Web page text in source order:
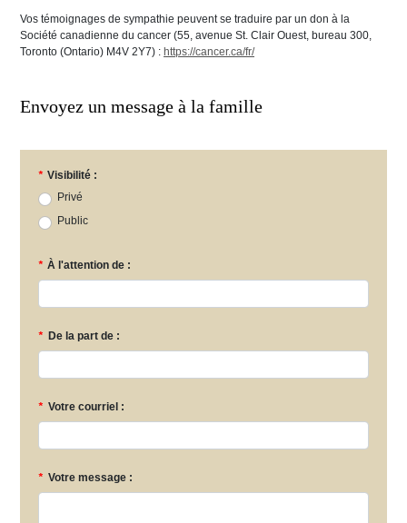
Vos témoignages de sympathie peuvent se traduire par un don à la
Société canadienne du cancer (55, avenue St. Clair Ouest, bureau 300,
Toronto (Ontario) M4V 2Y7) : https://cancer.ca/fr/
Envoyez un message à la famille
* Visibilité :
Privé
Public
* À l'attention de :
* De la part de :
* Votre courriel :
* Votre message :